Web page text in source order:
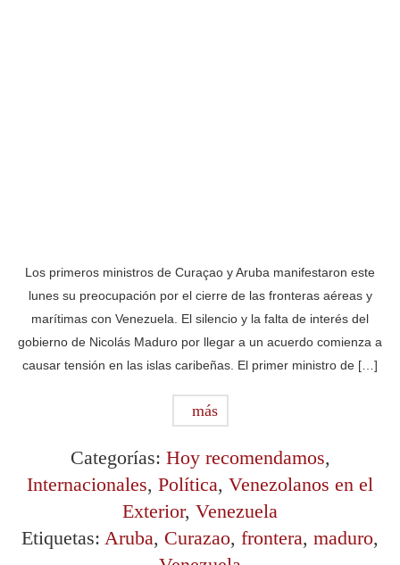
Los primeros ministros de Curaçao y Aruba manifestaron este
lunes su preocupación por el cierre de las fronteras aéreas y
marítimas con Venezuela. El silencio y la falta de interés del
gobierno de Nicolás Maduro por llegar a un acuerdo comienza a
causar tensión en las islas caribeñas. El primer ministro de […]
más
Categorías: Hoy recomendamos,
Internacionales, Política, Venezolanos en el
Exterior, Venezuela
Etiquetas: Aruba, Curazao, frontera, maduro,